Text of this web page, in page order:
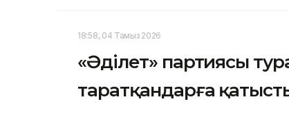
18:58, 04 Тамыз 2026
«Әділет» партиясы
таратқандарға